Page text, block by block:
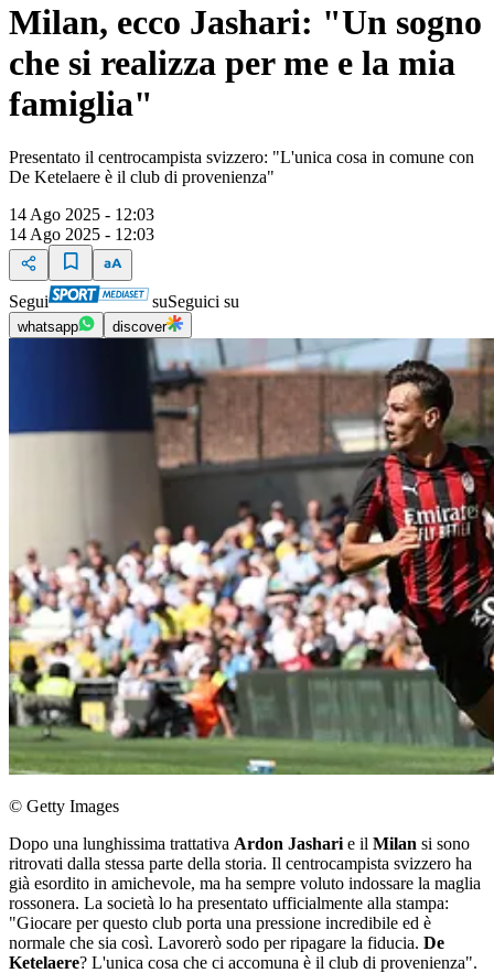
Milan, ecco Jashari: "Un sogno
che si realizza per me e la mia
famiglia"
Presentato il centrocampista svizzero: "L'unica cosa in comune con
De Ketelaere è il club di provenienza"
14 Ago 2025 - 12:03
14 Ago 2025 - 12:03
Segui suSeguici su
whatsapp discover
© Getty Images
Dopo una lunghissima trattativa Ardon Jashari e il Milan si sono
ritrovati dalla stessa parte della storia. Il centrocampista svizzero ha
già esordito in amichevole, ma ha sempre voluto indossare la maglia
rossonera. La società lo ha presentato ufficialmente alla stampa:
"Giocare per questo club porta una pressione incredibile ed è
normale che sia così. Lavorerò sodo per ripagare la fiducia. De
Ketelaere? L'unica cosa che ci accomuna è il club di provenienza".